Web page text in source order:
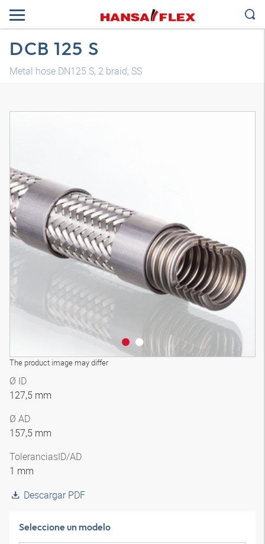
DCB 125 S
Metal hose DN125 S, 2 braid, SS
The product image may differ
Ø ID
127,5 mm
Ø AD
157,5 mm
ToleranciasID/AD
1 mm
Descargar PDF
Seleccione un modelo